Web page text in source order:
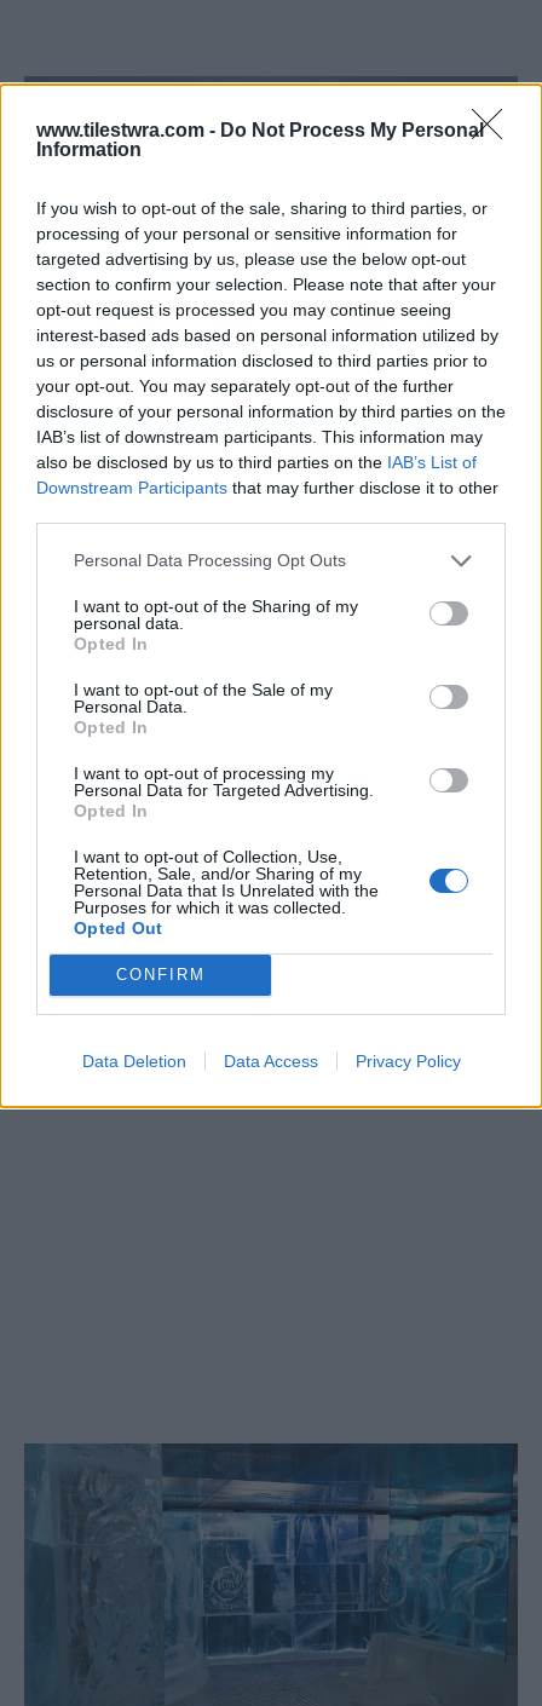
www.tilestwra.com - Do Not Process My Personal
Information
If you wish to opt-out of the sale, sharing to third parties, or
processing of your personal or sensitive information for
targeted advertising by us, please use the below opt-out
section to confirm your selection. Please note that after your
opt-out request is processed you may continue seeing
interest-based ads based on personal information utilized by
us or personal information disclosed to third parties prior to
your opt-out. You may separately opt-out of the further
disclosure of your personal information by third parties on the
IAB’s list of downstream participants. This information may
also be disclosed by us to third parties on the IAB’s List of
Downstream Participants that may further disclose it to other
Personal Data Processing Opt Outs
I want to opt-out of the Sharing of my
personal data.
Opted In
I want to opt-out of the Sale of my
Personal Data.
Opted In
I want to opt-out of processing my
Personal Data for Targeted Advertising.
Opted In
I want to opt-out of Collection, Use,
Retention, Sale, and/or Sharing of my
Personal Data that Is Unrelated with the
Purposes for which it was collected.
Opted Out
CONFIRM
Data Deletion Data Access Privacy Policy